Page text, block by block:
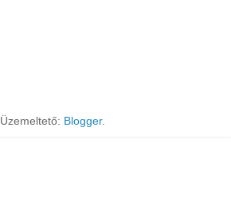
Üzemeltető: Blogger.